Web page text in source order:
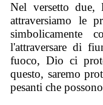
Nel versetto due,
attraversiamo le
simbolicamente
l'attraversare di
fuoco, Dio ci
questo, saremo
pesanti che